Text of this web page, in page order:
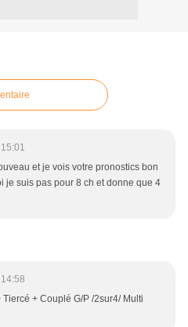
et je vois votre pronostics bon
je suis pas pour 8 ch et donne que 4
Tiercé + Couplé G/P /2sur4/ Multi